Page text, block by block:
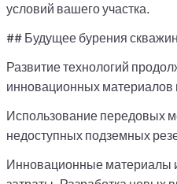
условий вашего участка.
## Будущее бурения скважин
Развитие технологий
инновационных
Использование передовых
недоступных подземных
Инновационные материалы